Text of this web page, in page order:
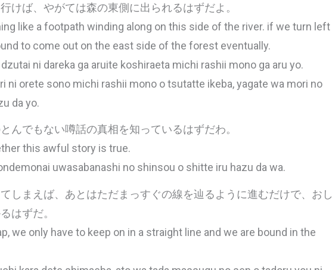
けば、やがては森の東側に出られるはずだよ。
like a footpath winding along on this side of the river. if we turn left
to come out on the east side of the forest eventually.
ni dareka ga aruite koshiraeta michi rashii mono ga aru yo.
ni orete sono michi rashii mono o tsutatte ikeba, yagate wa mori no
da yo.
んでもない噂話の真相を知っているはずだわ。
this awful story is true.
uwasabanashi no shinsou o shitte iru hazu da wa.
しまえば、あとはただまっすぐの線を辿るように進むだけで、おし
はずだ。
we only have to keep on in a straight line and we are bound in the